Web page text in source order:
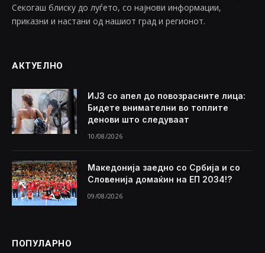
Секогаш блиску до луѓето, со најнови информации,
приказни и настани од нашиот град и регионот.
АКТУЕЛНО
ИЈЗ со апел до повозрасните лица:
Бидете внимателни во топлите
денови што следуваат
10/08/2026
Македонија заедно со Србија и со
Словенија домаќин на ЕП 2034!?
09/08/2026
ПОПУЛАРНО